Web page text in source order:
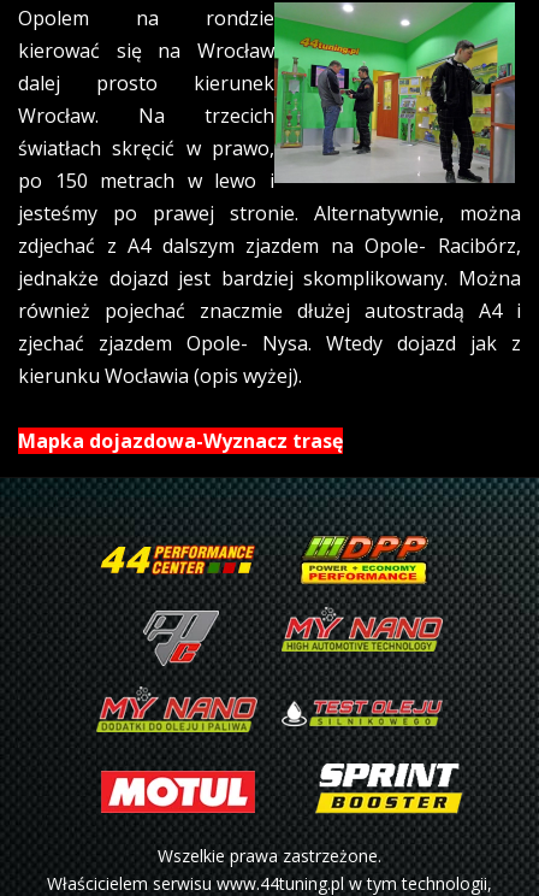
Opolem na rondzie
kierować się na Wrocław
dalej prosto kierunek
Wrocław. Na trzecich
światłach skręcić w prawo,
po 150 metrach w lewo i
jesteśmy po prawej stronie. Alternatywnie, można
zdjechać z A4 dalszym zjazdem na Opole- Racibórz,
jednakże dojazd jest bardziej skomplikowany. Można
również pojechać znaczmie dłużej autostradą A4 i
zjechać zjazdem Opole- Nysa. Wtedy dojazd jak z
kierunku Wocławia (opis wyżej).
Mapka dojazdowa-Wyznacz trasę
Wszelkie prawa zastrzeżone.
Właścicielem serwisu www.44tuning.pl w tym technologii,